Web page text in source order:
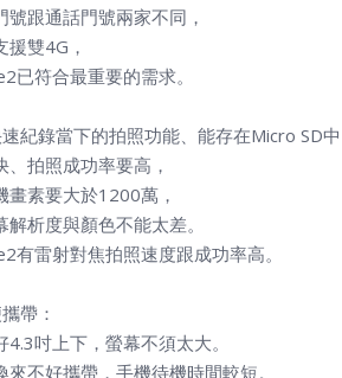
號跟通話門號兩家不同，
援雙4G，
已符合最重要的需求。
紀錄當下的拍照功能、能存在Micro SD
、拍照成功率要高，
畫素要大於1200萬，
解析度與顏色不能太差。
有雷射對焦拍照速度跟成功率高。
帶：
4.3吋上下，螢幕不須太大。
來不好攜帶，手機待機時間較短。